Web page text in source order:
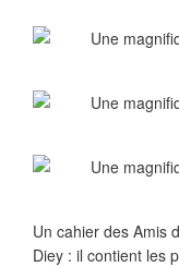
Un cahier des Amis
Diey : il contient les